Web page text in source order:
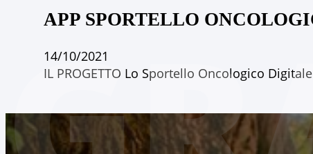
APP SPORTELLO
14/10/2021
IL PROGETTO Lo Sportello Oncologico